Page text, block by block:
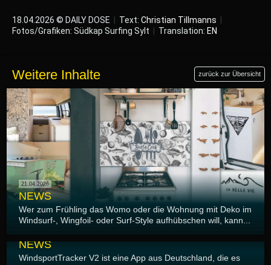
18.04.2026 © DAILY DOSE | Text: Christian Tillmanns |
Fotos/Grafiken: Südkap Surfing Sylt | Translation: EN
Weitere Inhalte zurück zur Übersicht
21.04.2026
NEWS
Wer zum Frühling das Womo oder die Wohnung mit Deko im
Windsurf-, Wingfoil- oder Surf-Style aufhübschen will, kann...
NEWS
WindsportTracker V2 ist eine App aus Deutschland, die es